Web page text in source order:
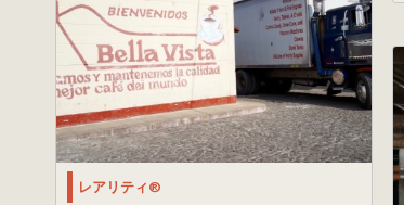
レアリティ®